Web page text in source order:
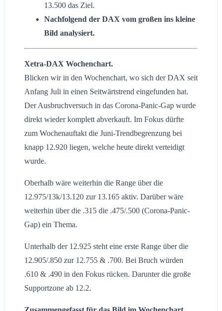
13.500 das Ziel.
Nachfolgend der DAX vom großen ins kleine
Bild analysiert.
Xetra-DAX Wochenchart.
Blicken wir in den Wochenchart, wo sich der DAX seit
Anfang Juli in einen Seitwärtstrend eingefunden hat.
Der Ausbruchversuch in das Corona-Panic-Gap wurde
direkt wieder komplett abverkauft. Im Fokus dürfte
zum Wochenauftakt die Juni-Trendbegrenzung bei
knapp 12.920 liegen, welche heute direkt verteidigt
wurde.
Oberhalb wäre weiterhin die Range über die
12.975/13k/13.120 zur 13.165 aktiv. Darüber wäre
weiterhin über die .315 die .475/.500 (Corona-Panic-
Gap) ein Thema.
Unterhalb der 12.925 steht eine erste Range über die
12.905/.850 zur 12.755 & .700. Bei Bruch würden
.610 & .490 in den Fokus rücken. Darunter die große
Supportzone ab 12.2.